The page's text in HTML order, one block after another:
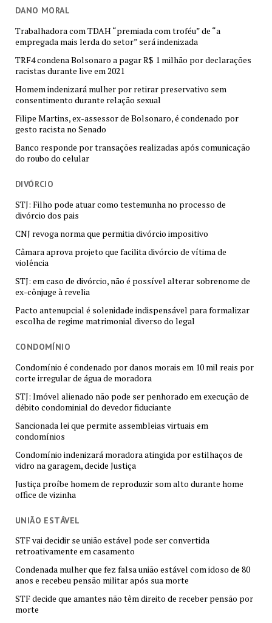
DANO MORAL
Trabalhadora com TDAH “premiada com troféu” de “a
empregada mais lerda do setor” será indenizada
TRF4 condena Bolsonaro a pagar R$ 1 milhão por declarações
racistas durante live em 2021
Homem indenizará mulher por retirar preservativo sem
consentimento durante relação sexual
Filipe Martins, ex-assessor de Bolsonaro, é condenado por
gesto racista no Senado
Banco responde por transações realizadas após comunicação
do roubo do celular
DIVÓRCIO
STJ: Filho pode atuar como testemunha no processo de
divórcio dos pais
CNJ revoga norma que permitia divórcio impositivo
Câmara aprova projeto que facilita divórcio de vítima de
violência
STJ: em caso de divórcio, não é possível alterar sobrenome de
ex-cônjuge à revelia
Pacto antenupcial é solenidade indispensável para formalizar
escolha de regime matrimonial diverso do legal
CONDOMÍNIO
Condomínio é condenado por danos morais em 10 mil reais por
corte irregular de água de moradora
STJ: Imóvel alienado não pode ser penhorado em execução de
débito condominial do devedor fiduciante
Sancionada lei que permite assembleias virtuais em
condomínios
Condomínio indenizará moradora atingida por estilhaços de
vidro na garagem, decide Justiça
Justiça proíbe homem de reproduzir som alto durante home
office de vizinha
UNIÃO ESTÁVEL
STF vai decidir se união estável pode ser convertida
retroativamente em casamento
Condenada mulher que fez falsa união estável com idoso de 80
anos e recebeu pensão militar após sua morte
STF decide que amantes não têm direito de receber pensão por
morte